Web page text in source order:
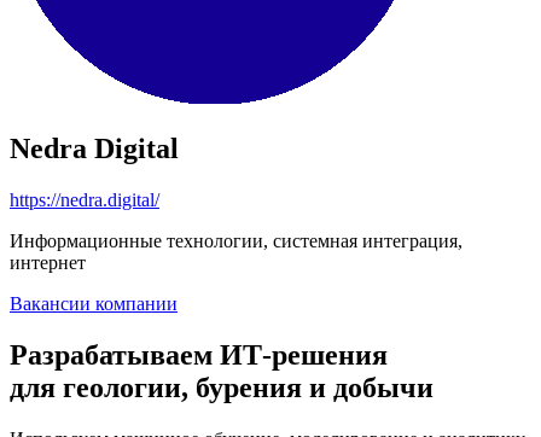
Nedra Digital
https://nedra.digital/
Информационные технологии, системная интеграция,
интернет
Вакансии компании
Разрабатываем ИТ-решения
для геологии, бурения и добычи